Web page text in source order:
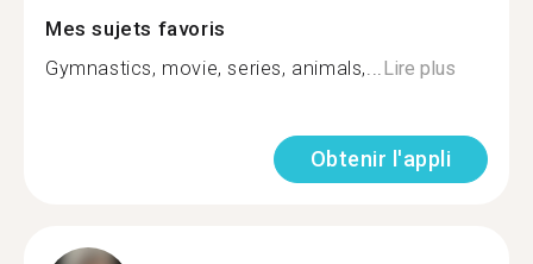
Mes sujets favoris
Gymnastics, movie, series, animals,...Lire plus
Obtenir l'appli